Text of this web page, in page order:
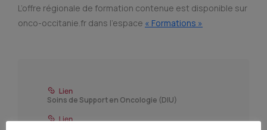
L’offre régionale de formation contenue est disponible sur
onco-occitanie.fr dans l’espace « Formations »
Soins de Support en Oncologie (DIU)